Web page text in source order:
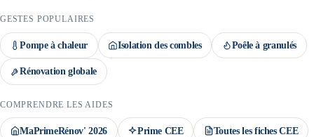
GESTES POPULAIRES
Pompe à chaleur Isolation des combles Poêle à granulés
Rénovation globale
COMPRENDRE LES AIDES
MaPrimeRénov' 2026 Prime CEE Toutes les fiches CEE